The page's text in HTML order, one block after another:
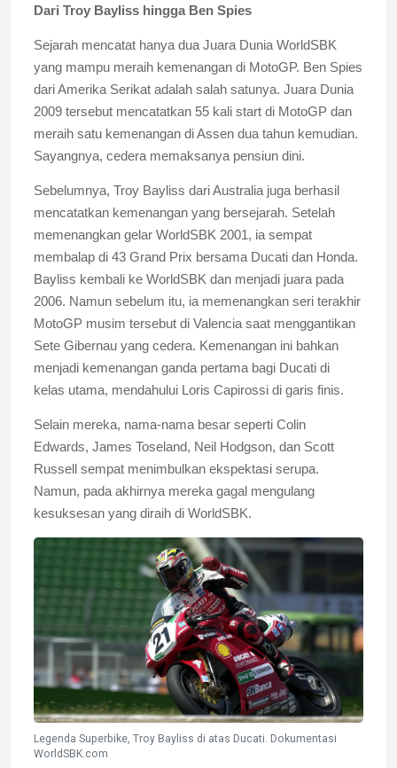
Dari Troy Bayliss hingga Ben Spies
Sejarah mencatat hanya dua Juara Dunia WorldSBK
yang mampu meraih kemenangan di MotoGP. Ben Spies
dari Amerika Serikat adalah salah satunya. Juara Dunia
2009 tersebut mencatatkan 55 kali start di MotoGP dan
meraih satu kemenangan di Assen dua tahun kemudian.
Sayangnya, cedera memaksanya pensiun dini.
Sebelumnya, Troy Bayliss dari Australia juga berhasil
mencatatkan kemenangan yang bersejarah. Setelah
memenangkan gelar WorldSBK 2001, ia sempat
membalap di 43 Grand Prix bersama Ducati dan Honda.
Bayliss kembali ke WorldSBK dan menjadi juara pada
2006. Namun sebelum itu, ia memenangkan seri terakhir
MotoGP musim tersebut di Valencia saat menggantikan
Sete Gibernau yang cedera. Kemenangan ini bahkan
menjadi kemenangan ganda pertama bagi Ducati di
kelas utama, mendahului Loris Capirossi di garis finis.
Selain mereka, nama-nama besar seperti Colin
Edwards, James Toseland, Neil Hodgson, dan Scott
Russell sempat menimbulkan ekspektasi serupa.
Namun, pada akhirnya mereka gagal mengulang
kesuksesan yang diraih di WorldSBK.
Legenda Superbike, Troy Bayliss di atas Ducati. Dokumentasi
WorldSBK.com